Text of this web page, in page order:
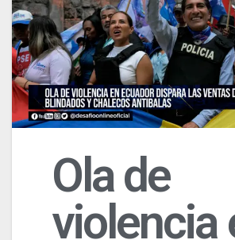
Ola de
violencia